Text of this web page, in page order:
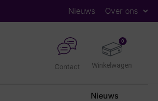
Nieuws Over ons
0
Contact
Nieuws